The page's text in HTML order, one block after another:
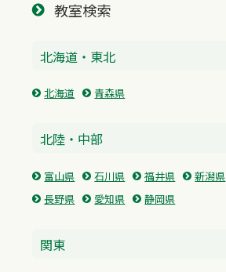
教室検索
北海道・東北
北海道 青森県
北陸・中部
富山県 石川県 福井県 新潟県
長野県
愛知県 静岡県
関東